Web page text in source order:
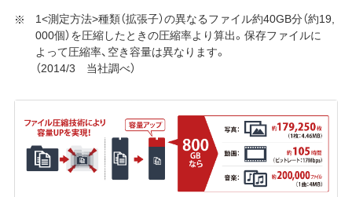
1<測定方法>種類（拡張子）の異なるファイル約40GB分（約19,
000個）を圧縮したときの圧縮率より算出。保存ファイルに
よって圧縮率、空き容量は異なります。
（2014/3 当社調べ）